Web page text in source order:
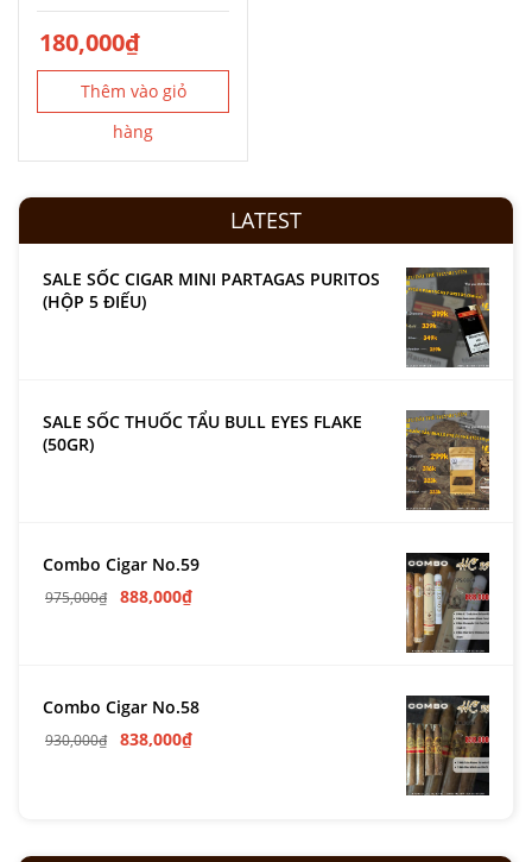
180,000₫
Thêm vào giỏ
hàng
LATEST
SALE SỐC CIGAR MINI PARTAGAS PURITOS
(HỘP 5 ĐIẾU)
SALE SỐC THUỐC TẨU BULL EYES FLAKE
(50GR)
Combo Cigar No.59
975,000₫ 888,000₫
Combo Cigar No.58
930,000₫ 838,000₫